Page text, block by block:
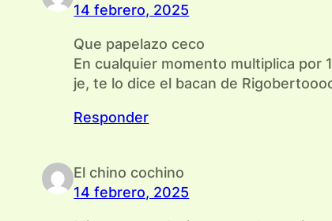
14 febrero, 2025
Que papelazo ceco
En cualquier momento multiplica por
je, te lo dice el bacan de
Responder
El chino cochino
14 febrero, 2025